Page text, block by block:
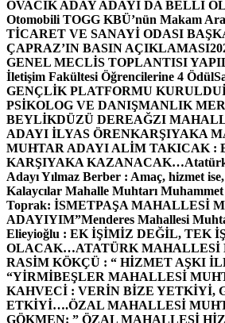
OVACIK ADAY ADAYI DA BELLİ
Otomobili TOGG KBÜ’nün Makam
TİCARET VE SANAYİ ODASI
ÇAPRAZ’IN BASIN AÇIKLAMASI
GENEL MECLİS TOPLANTISI
İletişim Fakültesi Öğrencilerine 4 Ödül
GENÇLİK PLATFORMU KURULDU
PSİKOLOG VE DANIŞMANLIK
BEYLİKDÜZÜ DEREAĞZI
ADAYI İLYAS ÖRENKARŞIYAKA
MUHTAR ADAYI ALİM TAKICAK :
KARŞIYAKA KAZANACAK…
Adayı Yılmaz Berber : Amaç, hizmet
Kalaycılar Mahalle Muhtarı
Toprak: İSMETPAŞA MAHALLESİ
ADAYIYIM”Menderes Mahallesi
Elieyioğlu : EK İŞİMİZ DEĞİL, TEK
OLACAK…ATATÜRK MAHALLESİ
RASİM KÖKÇÜ : “ HİZMET AŞKI
“YİRMİBEŞLER MAHALLESİ
KAHVECİ : VERİN BİZE YETKİYİ,
ETKİYİ….ÖZAL MAHALLESİ
GÖKMEN: ” ÖZAL MAHALLESİ